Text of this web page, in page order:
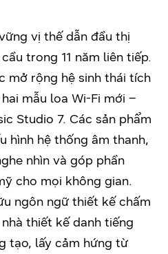
vị thế dẫn đầu thị
trong 11 năm liên tiếp.
mở rộng hệ sinh thái tích
mẫu loa Wi-Fi mới –
Studio 7. Các sản phẩm
hình hệ thống âm thanh,
nhìn và góp phần
cho mọi không gian.
ngôn ngữ thiết kế chấm
thiết kế danh tiếng
tạo, lấy cảm hứng từ